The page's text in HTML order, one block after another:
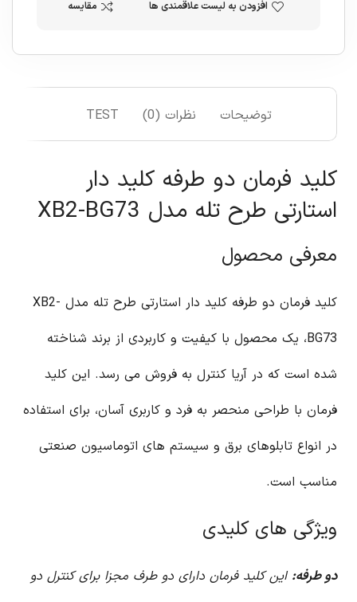
افزودن به لیست علاقمندی ها مقایسه
توضیحات نظرات (0) TEST
کلید فرمان دو طرفه کلید دار
استارتی طرح تله مدل XB2-BG73
معرفی محصول
کلید فرمان دو طرفه کلید دار استارتی طرح تله مدل XB2-
BG73، یک محصول با کیفیت و کاربردی از برند شناخته
شده است که در آریا کنترل به فروش می رسد. این کلید
فرمان با طراحی منحصر به فرد و کاربری آسان، برای استفاده
در انواع تابلوهای برق و سیستم های اتوماسیون صنعتی
مناسب است.
ویژگی های کلیدی
دو طرفه: این کلید فرمان دارای دو طرف مجزا برای کنترل دو